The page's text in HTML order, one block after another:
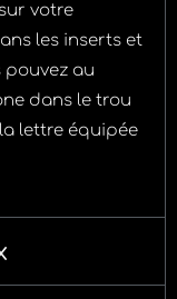
votre
les inserts et
pouvez au
dans le trou
lettre équipée